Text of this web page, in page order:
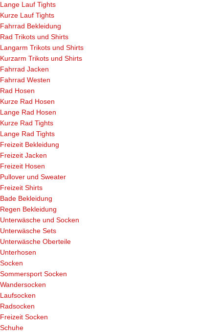
Lange Lauf Tights
Kurze Lauf Tights
Fahrrad Bekleidung
Rad Trikots und Shirts
Langarm Trikots und Shirts
Kurzarm Trikots und Shirts
Fahrrad Jacken
Fahrrad Westen
Rad Hosen
Kurze Rad Hosen
Lange Rad Hosen
Kurze Rad Tights
Lange Rad Tights
Freizeit Bekleidung
Freizeit Jacken
Freizeit Hosen
Pullover und Sweater
Freizeit Shirts
Bade Bekleidung
Regen Bekleidung
Unterwäsche und Socken
Unterwäsche Sets
Unterwäsche Oberteile
Unterhosen
Socken
Sommersport Socken
Wandersocken
Laufsocken
Radsocken
Freizeit Socken
Schuhe